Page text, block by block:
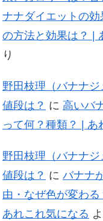
ナナダイエットの
の方法と効果は？ |
り
野田枝理（バナナ
値段は？ に 高いバ
って何？種類？ | あ
野田枝理（バナナ
値段は？ に バナナ
由・なぜ色が変わる
あれこれ気になる